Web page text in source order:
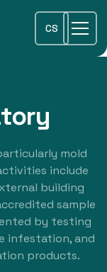
CS
mold
include
building
sample
by testing
infestation, and
products.